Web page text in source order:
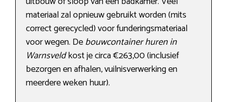
materiaal zal opnieuw gebruikt worden (mits
correct gerecycled) voor funderingsmateriaal
voor wegen. Debouwcontainer huren in
Warnsveldkost je circa €263,00 (inclusief
bezorgen en afhalen, vuilnisverwerking en
meerdere weken huur).